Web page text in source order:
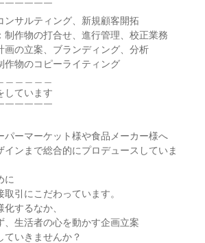
￣￣￣￣￣
ンサルティング、新規顧客開拓
制作物の打合せ、進行管理、校正業務
画の立案、ブランディング、分析
作物のコピーライティング
しています
￣￣￣￣￣
パーマーケット様や食品メーカー様へ
インまで総合的にプロデュースしていま
に
引にこだわっています。
するなか、
、生活者の心を動かす企画立案
ていきませんか？